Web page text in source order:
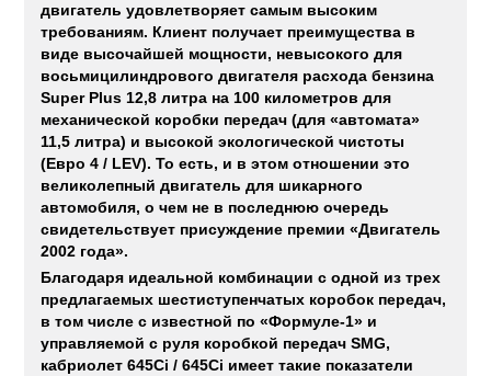
двигатель удовлетворяет самым высоким
требованиям. Клиент получает преимущества в
виде высочайшей мощности, невысокого для
восьмицилиндрового двигателя расхода бензина
Super Plus 12,8 литра на 100 километров для
механической коробки передач (для «автомата»
11,5 литра) и высокой экологической чистоты
(Евро 4 / LEV). То есть, и в этом отношении это
великолепный двигатель для шикарного
автомобиля, о чем не в последнюю очередь
свидетельствует присуждение премии «Двигатель
2002 года».
Благодаря идеальной комбинации с одной из трех
предлагаемых шестиступенчатых коробок передач,
в том числе с известной по «Формуле-1» и
управляемой с руля коробкой передач SMG,
кабриолет 645Ci / 645Ci имеет такие показатели